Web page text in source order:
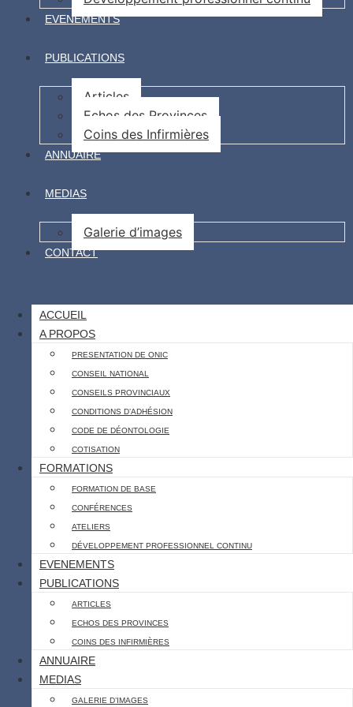
EVENEMENTS
PUBLICATIONS
Articles
Echos des Provinces
Coins des Infirmières
ANNUAIRE
MEDIAS
Galerie d’images
CONTACT
ACCUEIL
A PROPOS
PRESENTATION DE ONIC
CONSEIL NATIONAL
CONSEILS PROVINCIAUX
CONDITIONS D’ADHÉSION
CODE DE DÉONTOLOGIE
COTISATION
FORMATIONS
FORMATION DE BASE
CONFÉRENCES
ATELIERS
DÉVELOPPEMENT PROFESSIONNEL CONTINU
EVENEMENTS
PUBLICATIONS
ARTICLES
ECHOS DES PROVINCES
COINS DES INFIRMIÈRES
ANNUAIRE
MEDIAS
GALERIE D’IMAGES